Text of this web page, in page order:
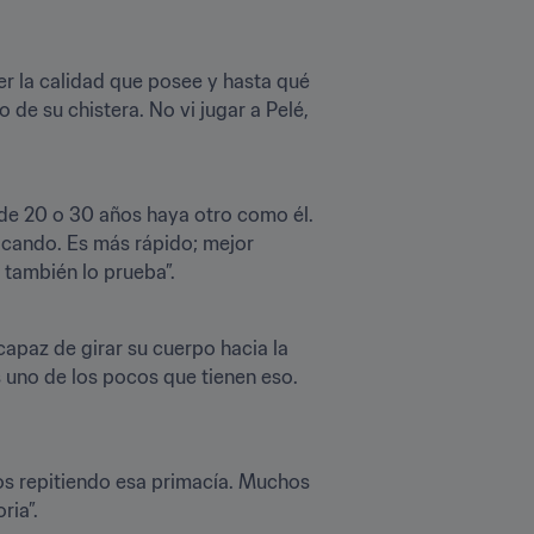
la calidad que posee y hasta qué
de su chistera. No vi jugar a Pelé,
20 o 30 años haya otro como él.
Es más rápido; mejor
de girar su cuerpo hacia la
de los pocos que tienen eso.
repitiendo esa primacía. Muchos